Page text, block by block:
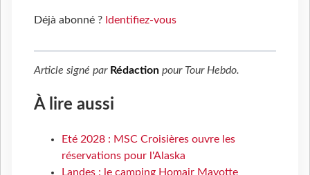
Déjà abonné ? Identifiez-vous
Article signé par Rédaction pour Tour Hebdo.
À lire aussi
Eté 2028 : MSC Croisières ouvre les
réservations pour l'Alaska
Landes : le camping Homair Mayotte